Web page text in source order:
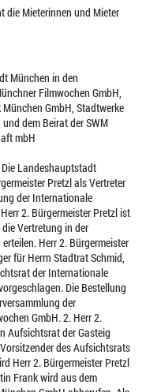
die Mieterinnen und Mieter
München in den
Filmwochen GmbH,
GmbH, Stadtwerke
dem Beirat der SWM
mbH
Landeshauptstadt
Pretzl als Vertreter
der Internationale
2. Bürgermeister Pretzl ist
Vertretung in der
Herr 2. Bürgermeister
für Herrn Stadtrat Schmid,
der Internationale
Die Bestellung
der
GmbH. 2. Herr 2.
Aufsichtsrat der Gasteig
des Aufsichtsrats
Herr 2. Bürgermeister Pretzl
Frank wird aus dem